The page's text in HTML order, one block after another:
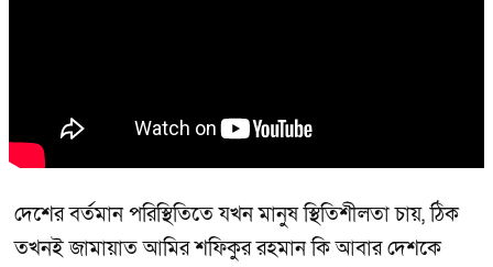
দেশের বর্তমান পরিস্থিতিতে যখন মানুষ স্থিতিশীলতা চায়, ঠিক
তখনই জামায়াত আমির শফিকুর রহমান কি আবার দেশকে